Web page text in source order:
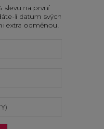
slevu na první
li datum svých
extra odměnou!